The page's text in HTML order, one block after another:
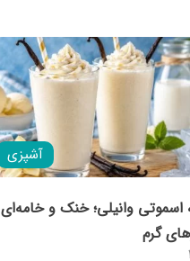
آشپزی
اسموتی وانیلی؛ خنک و خامه‌ای
گرم